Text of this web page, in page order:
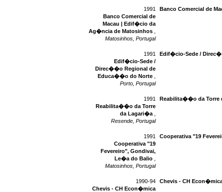
1991
Banco Comercial de
Macau | Edif�cio da
Ag�ncia de Matosinhos
Matosinhos, Portugal
Banco Comercial de
1991
Edif�cio-Sede /
Direc��o Regional de
Educa��o do Norte
Porto, Portugal
Edif�cio-Sede /
1991
Reabilita��o da Torre
da Lagari�a
Resende, Portugal
Reabilita��o da Torre
1991
Cooperativa "19
Fevereiro", Gondivai,
Le�a do Balio
Matosinhos, Portugal
Cooperativa "19
1990-94
Chevis - CH Econ�mica
Chevis - CH